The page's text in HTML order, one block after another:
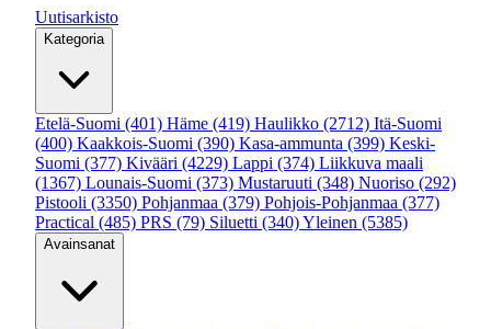
Uutisarkisto
Kategoria
Etelä-Suomi (401) Häme (419) Haulikko (2712) Itä-Suomi
(400) Kaakkois-Suomi (390) Kasa-ammunta (399) Keski-
Suomi (377) Kivääri (4229) Lappi (374) Liikkuva maali
(1367) Lounais-Suomi (373) Mustaruuti (348) Nuoriso (292)
Pistooli (3350) Pohjanmaa (379) Pohjois-Pohjanmaa (377)
Practical (485) PRS (79) Siluetti (340)Yleinen (5385)
Avainsanat